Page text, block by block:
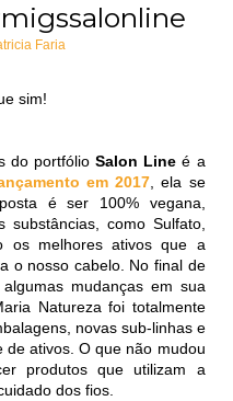
Faria
sim!
do portfólioSalon Line é a
em 2017 , ela se
é ser 100% vegana,
como Sulfato,
os melhores ativos que a
o nosso cabelo. No final de
mudanças em sua
Natureza foi totalmente
novas sub-linhas e
ativos. O que não mudou
produtos que utilizam a
dos fios.